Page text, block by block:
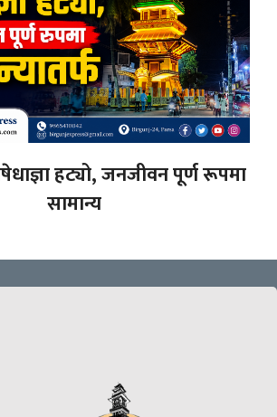
हट्यो, जनजीवन पूर्ण रूपमा
सामान्य